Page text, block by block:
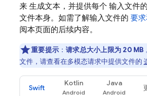
来 生成文本，并提供每个 输入文件的
文件本身。如需了解输入文件的 要
阅本页面的后续内容。
重要提示 ： 请求总大小上限为 20 MB
文件，请查看在多模态请求中提供文件的
Swift
Kotlin Java